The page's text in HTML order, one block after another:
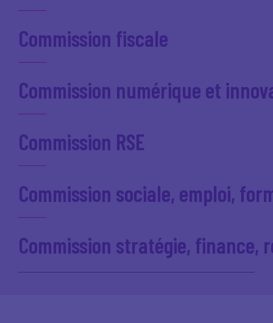
Commission fiscale
Commission numérique et
Commission RSE
Commission sociale, emploi,
Commission stratégie, finance,